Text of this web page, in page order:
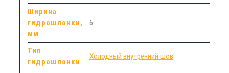
Ширина
гидрошпонки,
мм
6
Тип
гидрошпонки
Холодный внутренний шов